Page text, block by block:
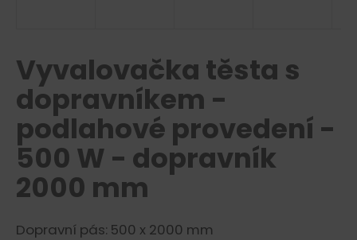
Vyvalovačka těsta s
dopravníkem -
podlahové provedení -
500 W - dopravník
2000 mm
Dopravní pás: 500 x 2000 mm
í
t
?
HLEDAT